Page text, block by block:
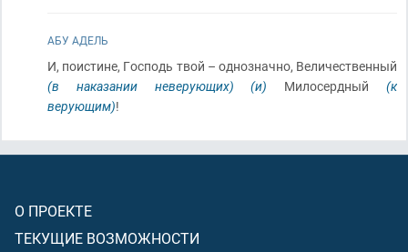
АБУ АДЕЛЬ
И, поистине, Господь твой – однозначно, Величественный
(в наказании неверующих)
(и) Милосердный(к
верующим)!
О ПРОЕКТЕ
ТЕКУЩИЕ ВОЗМОЖНОСТИ